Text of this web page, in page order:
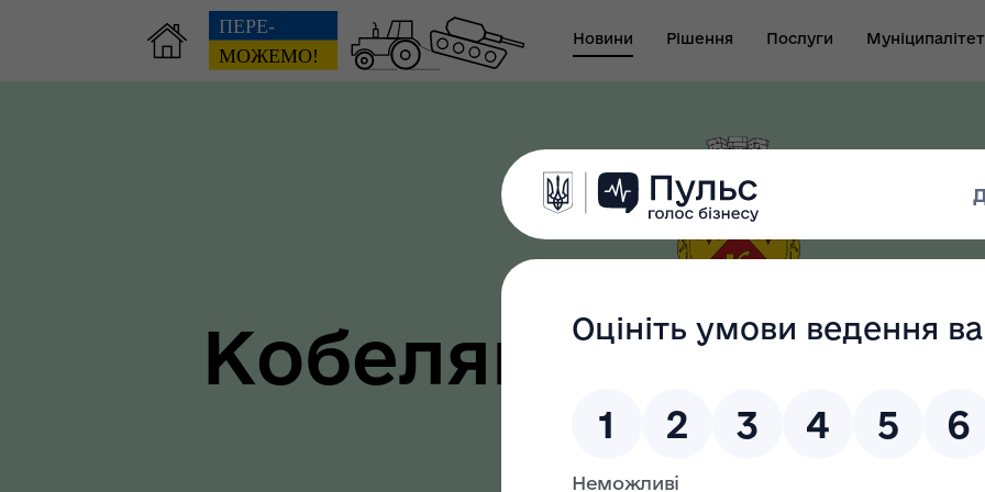
Новини Рішення Послуги Муніципалітет
Звіт виконуючого
повноваження міського
голови-секретаря міської
ради
Безбар"єрність
Кобеляцька
громада